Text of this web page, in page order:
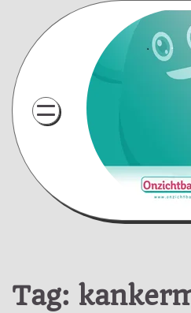
content
Tag: